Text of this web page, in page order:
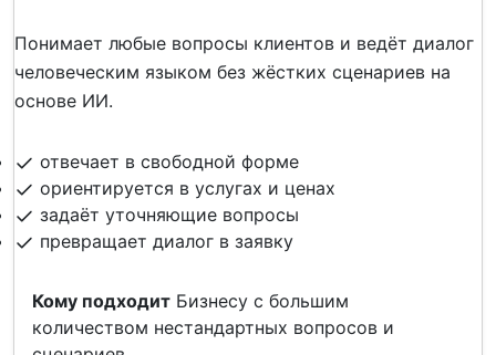
Понимает любые вопросы клиентов и ведёт диалог
человеческим языком без жёстких сценариев на
основе ИИ.
отвечает в свободной форме
ориентируется в услугах и ценах
задаёт уточняющие вопросы
превращает диалог в заявку
Кому подходит Бизнесу с большим
количеством нестандартных вопросов и